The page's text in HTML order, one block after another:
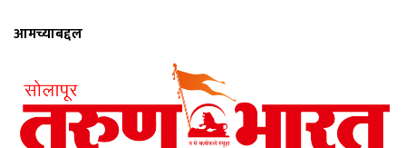
आमच्याबद्दल